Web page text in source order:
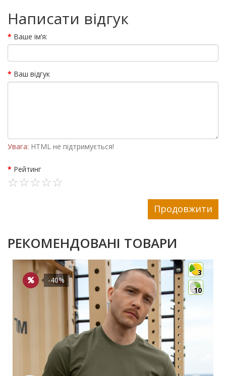
Написати відгук
Ваше ім’я:
Ваш відгук
Увага: HTML не підтримується!
Рейтинг
Продовжити
РЕКОМЕНДОВАНІ ТОВАРИ
3
10
-40%